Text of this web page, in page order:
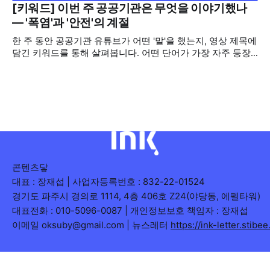
아집니다. 소통은 곧 채널의 신뢰로 이어집니다. 억지로 구독
자를 확보하기보다는 소통하는, 그래서 충성도 높은 구독자를
다수 확보하길 바라는 마음을 담아, 중앙행정기관과 광역자치
단체 유튜브 채널의 구독자를 월 단위로 분석합니다. 중앙행정
기관과 광역자치단체 유튜브 채널의 구독자를 통합하여
2026년 7월 5주
[키워드] 이번 주 공공기관은 무엇을 이야기했나
— '폭염'과 '안전'의 계절
한 주 동안 공공기관 유튜브가 어떤 '말'을 했는지, 영상 제목에
담긴 키워드를 통해 살펴봅니다. 어떤 단어가 가장 자주 등장
콘텐츠닿
대표 : 장재섭 | 사업자등록번호 : 832-22-01524
경기도 파주시 경의로 1114, 4층 406호 Z24(야당동, 에펠타워)
대표전화 : 010-5096-0087 | 개인정보보호 책임자 : 장재섭
이메일 oksuby@gmail.com | 뉴스레터 https://ink-